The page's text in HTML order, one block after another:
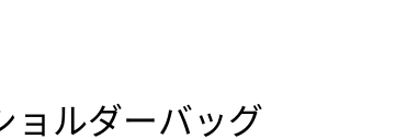
ョルダーバッグ